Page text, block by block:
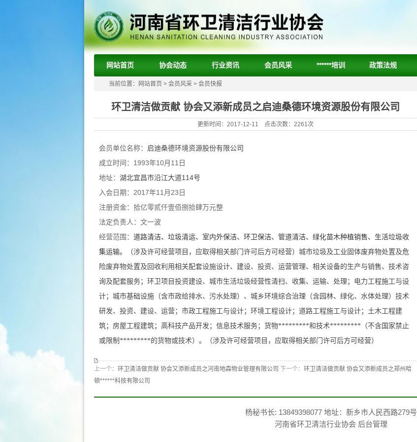
网站首页 协会动态 行业资讯 会员风采 ******培训 政策法规
当前位置： 网站首页 > 会员风采 > 会员快报
环卫清洁做贡献 协会又添新成员之启迪桑德环境资源股份有限公司
更新时间：2017-12-11 点击次数：2261次
会员单位名称： 启迪桑德环境资源股份有限公司
成立时间：1993年10月11日
地址： 湖北宜昌市沿江大道114号
入会日期： 2017年11月23日
注册资金：拾亿零贰仟壹佰捌拾肆万元整
法定负责人：文一波
经营范围： 道路清洁、垃圾清运、室内外保洁、环卫保洁、管道清洁、绿化苗木种植销售、生活垃圾收
集运输。
（涉及许可经营项目，应取得相关部门许可后方可经营） 城市垃圾及工业固体废弃物处置及危
险废弃物处置及回收利用相关配套设施设计、建设、投资、运营管理、相关设备的生产与销售、技术咨
询及配套服务；环卫项目投资建设、城市生活垃圾经营性清扫、收集、运输、处理；电力工程施工与设
计；城市基础设施（含市政给排水、污水处理）、城乡环境综合治理（含园林、绿化、水体处理）技术
研发、投资、建设、运营；市政工程施工与设计；环境工程设计；道路工程施工与设计；土木工程建
筑；房屋工程建筑；高科技产品开发；信息技术服务；货物*********和技术*********（不含国家禁止
或限制*********的货物或技术）。（涉及许可经营项目，应取得相关部门许可后方可经营）
上一个： 环卫清洁做贡献 协会又添新成员之河南地森物业管理有限公司 下一个： 环卫清洁做贡献 协会又添新成员之郑州哈
顿******科技有限公司
杨秘书长: 13849398077 地址：新乡市人民西路279号
河南省环卫清洁行业协会 后台管理